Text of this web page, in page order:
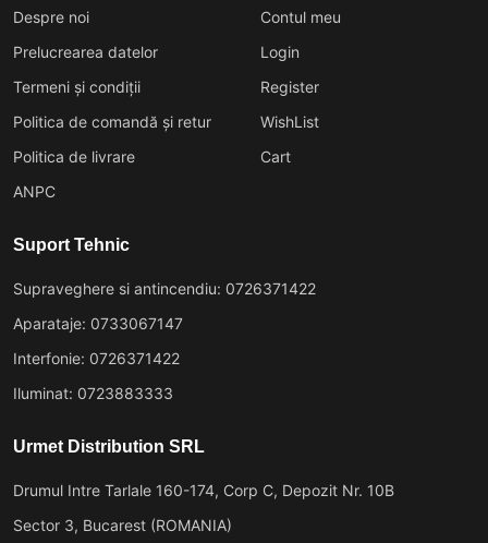
Despre noi
Prelucrearea datelor
Termeni și condiții
Politica de comandă și retur
Politica de livrare
ANPC
Contul meu
Login
Register
WishList
Cart
Suport Tehnic
Supraveghere si antincendiu: 0726371422
Aparataje: 0733067147
Interfonie: 0726371422
Iluminat: 0723883333
Urmet Distribution SRL
Drumul Intre Tarlale 160-174, Corp C, Depozit Nr. 10B
Sector 3, Bucarest (ROMANIA)